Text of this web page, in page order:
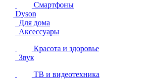
Смартфоны
Dyson
Для дома
Аксессуары
Красота и здоровье
Звук
ТВ и видеотехника